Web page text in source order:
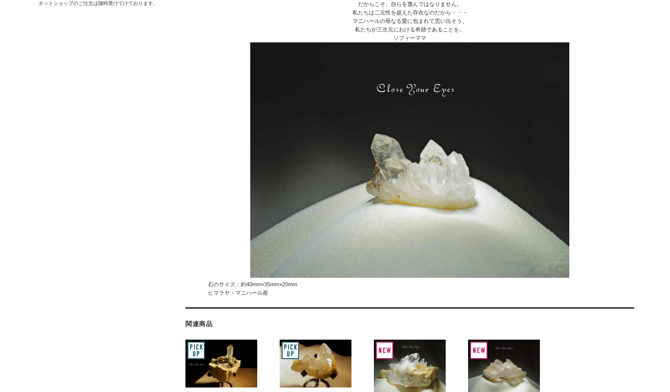
だからこそ、自らを蔑んではなりません。
私たちは二元性を超えた存在なのだから・・・
マニハールの母なる愛に包まれて思い出そう。
私たちが三次元における奇跡であることを。
ソフィーママ
石のサイズ：約40mm×35mm×20mm
ヒマラヤ・マニハール産
関連商品
ネットショップのご注文は随時受けてけております。